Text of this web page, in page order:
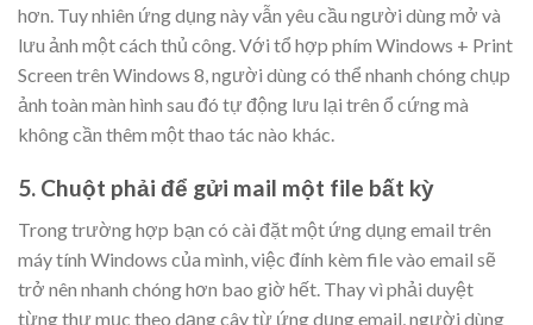
hơn. Tuy nhiên ứng dụng này vẫn yêu cầu người dùng mở và
lưu ảnh một cách thủ công. Với tổ hợp phím Windows + Print
Screen trên Windows 8, người dùng có thể nhanh chóng chụp
ảnh toàn màn hình sau đó tự động lưu lại trên ổ cứng mà
không cần thêm một thao tác nào khác.
5. Chuột phải để gửi mail một file bất kỳ
Trong trường hợp bạn có cài đặt một ứng dụng email trên
máy tính Windows của mình, việc đính kèm file vào email sẽ
trở nên nhanh chóng hơn bao giờ hết. Thay vì phải duyệt
từng thư mục theo dạng cây từ ứng dụng email, người dùng